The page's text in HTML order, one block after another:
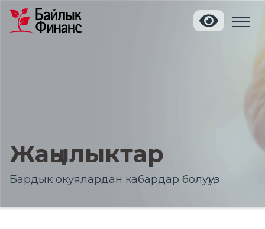
Жаңылыктар
Бардык окуялардан кабардар болуңуз